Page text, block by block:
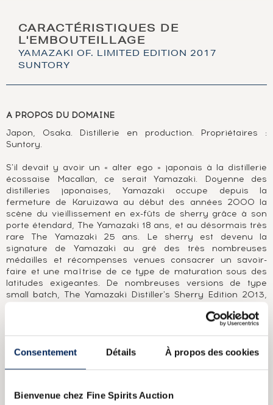
Consentement Détails À propos des cookies
Bienvenue chez Fine Spirits Auction
CARACTÉRISTIQUES DE
L'EMBOUTEILLAGE
YAMAZAKI OF. LIMITED EDITION 2017
SUNTORY
A PROPOS DU DOMAINE
Japon, Osaka. Distillerie en production. Propriétaires :
Suntory.
S'il devait y avoir un « alter ego » japonais à la distillerie
écossaise Macallan, ce serait Yamazaki. Doyenne des
distilleries japonaises, Yamazaki occupe depuis la
fermeture de Karuizawa au début des années 2000 la
scène du vieillissement en ex-fûts de sherry grâce à son
porte étendard, The Yamazaki 18 ans, et au désormais très
rare The Yamazaki 25 ans. Le sherry est devenu la
signature de Yamazaki au gré des très nombreuses
médailles et récompenses venues consacrer un savoir-
faire et une maîtrise de ce type de maturation sous des
latitudes exigeantes. De nombreuses versions de type
small batch, The Yamazaki Distiller's Sherry Edition 2013,
Cask 3T70070, ont apporté leur pierre à l'édifice. Mais
Yamazaki se distingue aussi par l'excellence de son
Yamazaki 1986 Owner's Cask 6G5029 ou encore par ses
américain, japonais) et qualités (sherry, bourbon,